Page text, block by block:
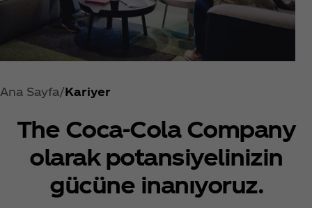
Ana Sayfa Kariyer
The Coca‑Cola Company
olarak potansiyelinizin
gücüne inanıyoruz.